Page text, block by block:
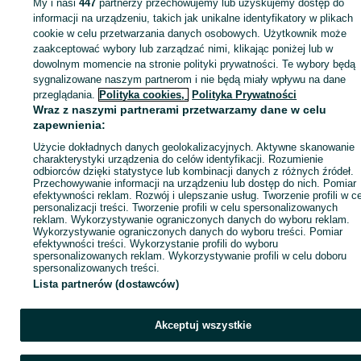
KATEGORIA
ID:877105326 Wyświetlenia:
Zadzwoń / SMS
My i nasi447 partnerzy przechowujemy lub uzyskujemy dostęp do
informacji na urządzeniu, takich jak unikalne identyfikatory w plikach
cookie w celu przetwarzania danych osobowych. Użytkownik może
zaakceptować wybory lub zarządzać nimi, klikając poniżej lub w
dowolnym momencie na stronie polityki prywatności. Te wybory będą
sygnalizowane naszym partnerom i nie będą miały wpływu na dane
przeglądania. Polityka cookies, Polityka Prywatności
Wraz z naszymi partnerami przetwarzamy dane w celu
zapewnienia:
Użycie dokładnych danych geolokalizacyjnych. Aktywne skanowanie
charakterystyki urządzenia do celów identyfikacji. Rozumienie
odbiorców dzięki statystyce lub kombinacji danych z różnych źródeł.
Przechowywanie informacji na urządzeniu lub dostęp do nich. Pomiar
efektywności reklam. Rozwój i ulepszanie usług. Tworzenie profili w
personalizacji treści. Tworzenie profili w celu spersonalizowanych
reklam. Wykorzystywanie ograniczonych danych do wyboru reklam.
Wykorzystywanie ograniczonych danych do wyboru treści. Pomiar
efektywności treści. Wykorzystanie profili do wyboru
spersonalizowanych reklam. Wykorzystywanie profili w celu doboru
spersonalizowanych treści.
Lista partnerów (dostawców)
Akceptuj wszystkie